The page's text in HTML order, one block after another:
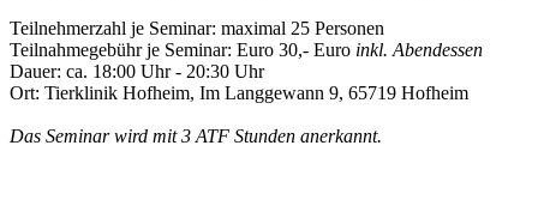
Teilnehmerzahl je Seminar: maximal 25 Personen
Teilnahmegebühr je Seminar: Euro 30,- Euro inkl. Abendessen
Dauer: ca. 18:00 Uhr - 20:30 Uhr
Ort: Tierklinik Hofheim, Im Langgewann 9, 65719 Hofheim
Das Seminar wird mit 3 ATF Stunden anerkannt.